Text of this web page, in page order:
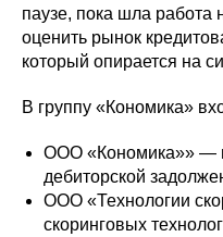
паузе, пока шла работа
оценить рынок
который опирается на
В группу «Кономика»
ООО «Кономика»» —
дебиторской
ООО «Технологии
скоринговых